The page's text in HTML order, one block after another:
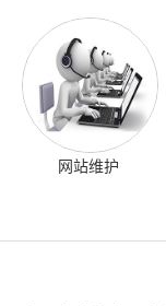
网站维护